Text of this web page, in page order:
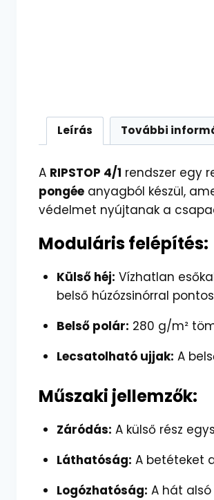
Leírás További
A RIPSTOP 4/1 rendszer egy
pongée anyagból készül,
védelmet nyújtanak a
Moduláris felépítés:
Külső héj: Vízhatlan
belső húzózsinórral
Belső polár: 280 g/m²
Lecsatolható ujjak: A
Műszaki jellemzők:
Záródás: A külső rész
Láthatóság: A betéteket
Logózhatóság: A hát